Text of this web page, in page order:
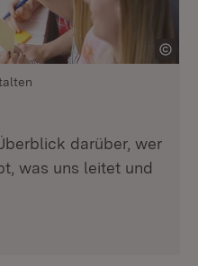
darüber, wer
was uns leitet und